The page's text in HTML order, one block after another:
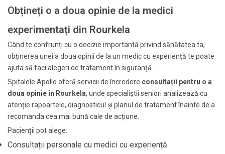
Obțineți o a doua opinie de la medici
experimentați din Rourkela
Când te confrunți cu o decizie importantă privind sănătatea ta,
obținerea unei a doua opinii de la un medic cu experiență te poate
ajuta să faci alegeri de tratament în siguranță.
Spitalele Apollo oferă servicii de încredere consultații pentru o a
doua opinie în Rourkela, unde specialiștii seniori analizează cu
atenție rapoartele, diagnosticul și planul de tratament înainte de a
recomanda cea mai bună cale de acțiune.
Pacienții pot alege:
Consultații personale cu medici cu experiență